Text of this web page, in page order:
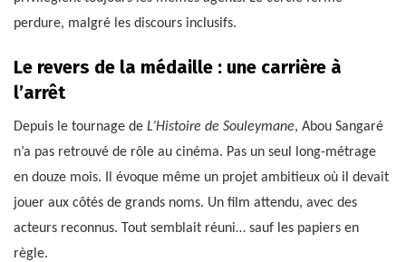
perdure, malgré les discours inclusifs.
Le revers de la médaille : une carrière à
l’arrêt
Depuis le tournage de L’Histoire de Souleymane, Abou Sangaré
n’a pas retrouvé de rôle au cinéma. Pas un seul long-métrage
en douze mois. Il évoque même un projet ambitieux où il devait
jouer aux côtés de grands noms. Un film attendu, avec des
acteurs reconnus. Tout semblait réuni… sauf les papiers en
règle.